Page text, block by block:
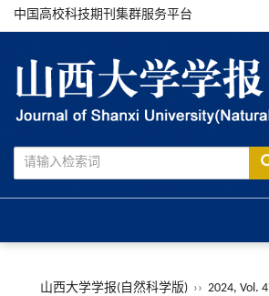
中国高校科技期刊集群服务平台
山西大学学报(自然科学版) ›› 2024, Vol.